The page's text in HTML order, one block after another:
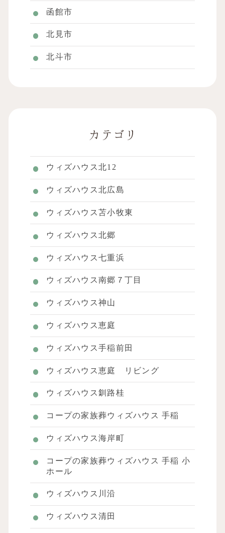
函館市
北見市
北斗市
カテゴリ
ウィズハウス北12
ウィズハウス北広島
ウィズハウス苫小牧東
ウィズハウス北郷
ウィズハウス七重浜
ウィズハウス南郷７丁目
ウィズハウス神山
ウィズハウス恵庭
ウィズハウス手稲前田
ウィズハウス恵庭 リビング
ウィズハウス釧路桂
コープの家族葬ウィズハウス 手稲
ウィズハウス海岸町
コープの家族葬ウィズハウス 手稲 小
ホール
ウィズハウス川沿
ウィズハウス清田